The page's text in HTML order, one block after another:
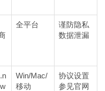
全平台
谨防隐私
数据泄漏
Win/Mac/
移动
协议设置
参见官网